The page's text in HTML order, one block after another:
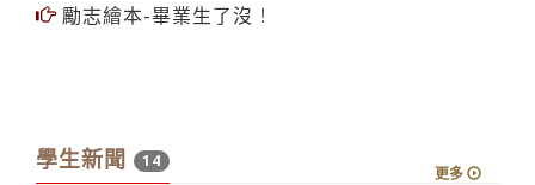
勵志繪本-畢業生了沒！
學生新聞 14
更多